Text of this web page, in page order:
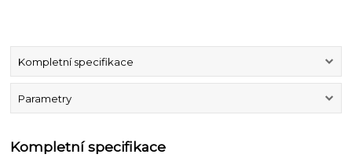
Kompletní specifikace
Parametry
Kompletní specifikace